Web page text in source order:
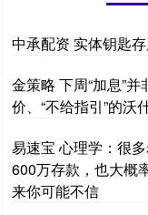
中承配资 实体钥匙
金策略 下周“加息”并
价、“不给指引”的沃
易速宝 心理学：很
600万存款，也大概
来你可能不信